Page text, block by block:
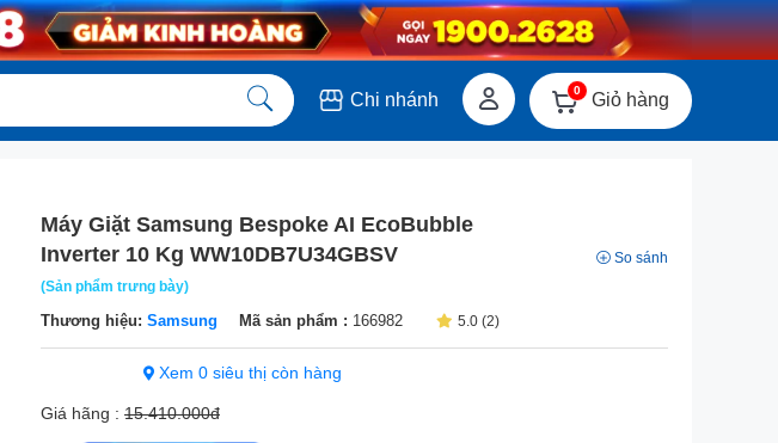
Chi nhánh 0 Giỏ hàng
Máy Giặt Samsung Bespoke AI EcoBubble
Inverter 10 Kg WW10DB7U34GBSV
(Sản phẩm trưng bày)
Thương hiệu: Samsung Mã sản phẩm : 166982
So sánh
5.0 (2)
Xem 0 siêu thị còn hàng
Giá hãng : 15.410.000đ